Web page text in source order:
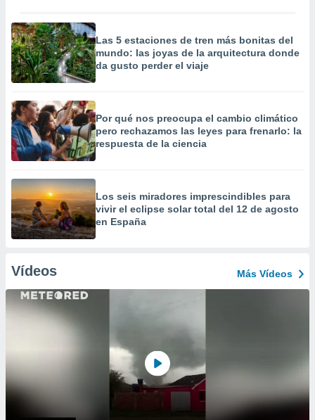
Las 5 estaciones de tren más bonitas del
mundo: las joyas de la arquitectura donde
da gusto perder el viaje
Por qué nos preocupa el cambio climático
pero rechazamos las leyes para frenarlo: la
respuesta de la ciencia
Los seis miradores imprescindibles para
vivir el eclipse solar total del 12 de agosto
en España
Vídeos Más Vídeos